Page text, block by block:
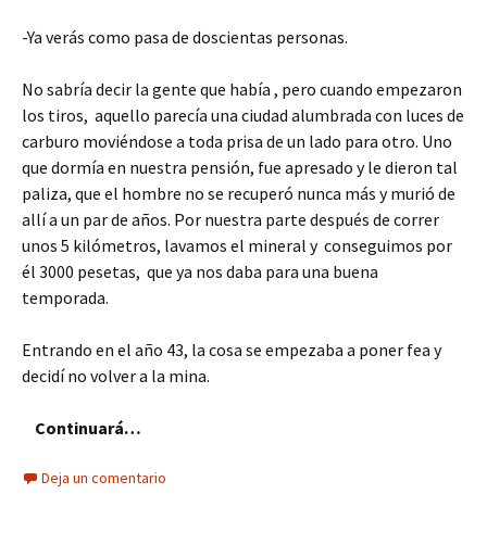
-Ya verás como pasa de doscientas personas.
No sabría decir la gente que había , pero cuando empezaron
los tiros, aquello parecía una ciudad alumbrada con luces de
carburo moviéndose a toda prisa de un lado para otro. Uno
que dormía en nuestra pensión, fue apresado y le dieron tal
paliza, que el hombre no se recuperó nunca más y murió de
allí a un par de años. Por nuestra parte después de correr
unos 5 kilómetros, lavamos el mineral y conseguimos por
él 3000 pesetas, que ya nos daba para una buena
temporada.
Entrando en el año 43, la cosa se empezaba a poner fea y
decidí no volver a la mina.
Continuará…
Deja un comentario